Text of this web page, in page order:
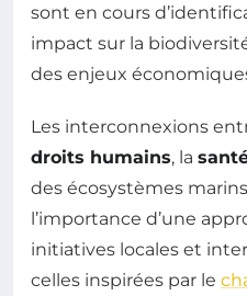
sont en cours
impact sur la
des enjeux
Les interconnexions
droits humains, la
des écosystèmes
l’importance d’une
initiatives locales et
celles inspirées par le